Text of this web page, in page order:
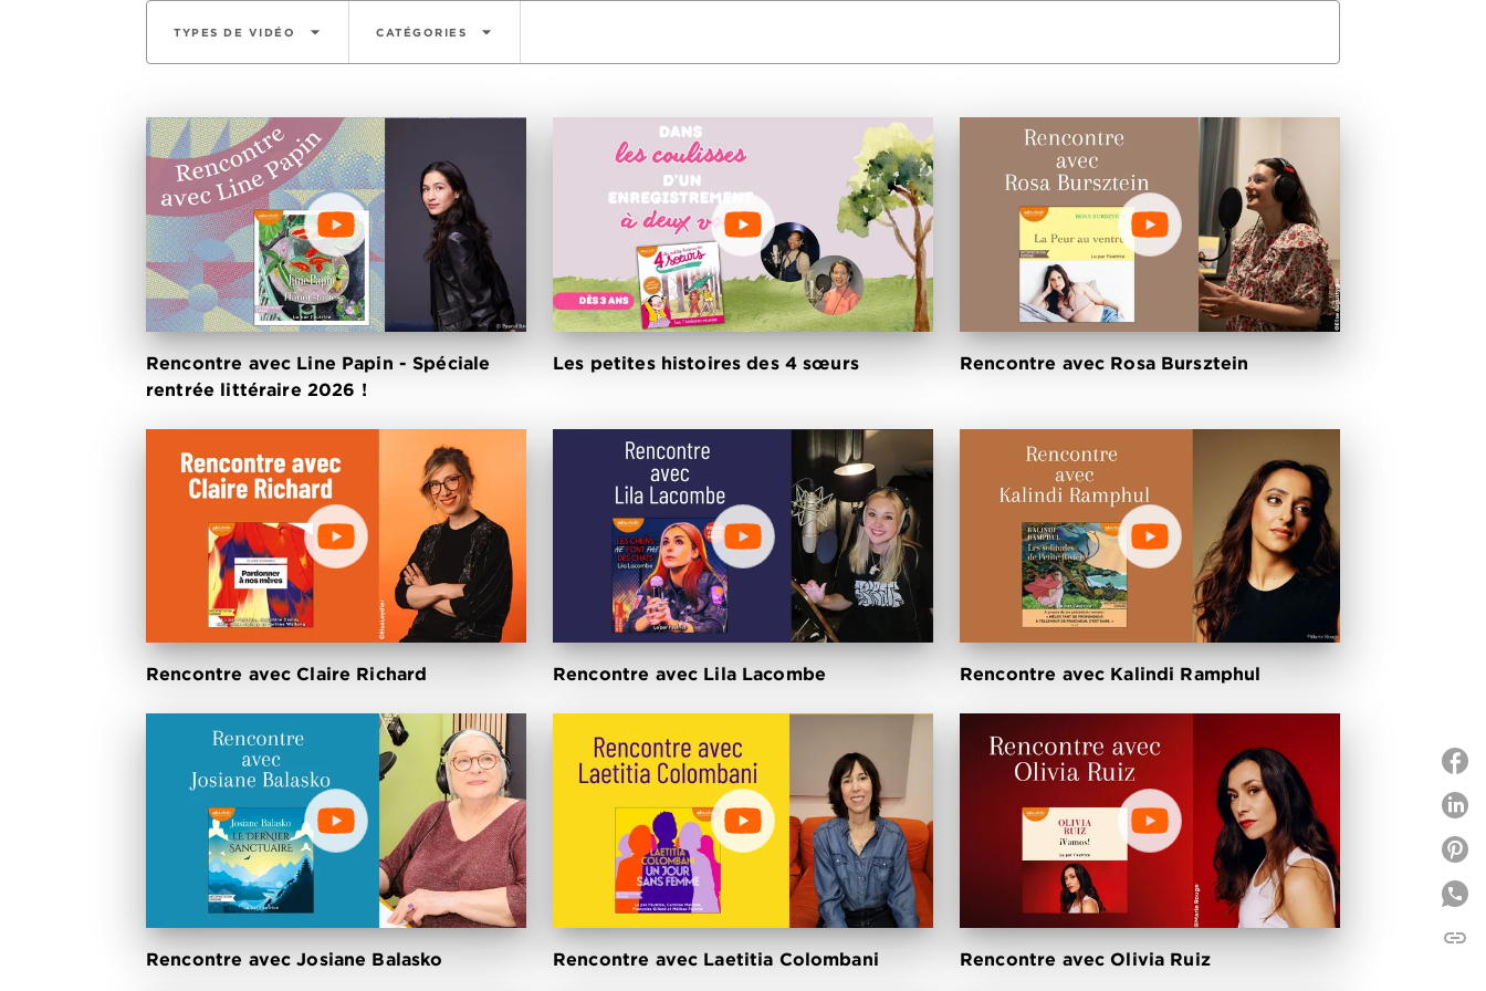
TYPES DE VIDÉO arrow_drop_down CATÉGORIES arrow_drop_down
Rencontre avec Line Papin - Spéciale
rentrée littéraire 2026 !
Les petites histoires des 4 sœurs Rencontre avec Rosa Bursztein
Rencontre avec Claire Richard Rencontre avec Lila Lacombe Rencontre avec Kalindi Ramphul
Rencontre avec Josiane Balasko Rencontre avec Laetitia Colombani Rencontre avec Olivia Ruiz
link